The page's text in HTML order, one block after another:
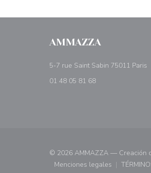
AMMAZZA
5-7 rue Saint Sabin 75011 Paris
01 48 05 81 68
© 2026 AMMAZZA — Creación
Menciones legales
((abre en una